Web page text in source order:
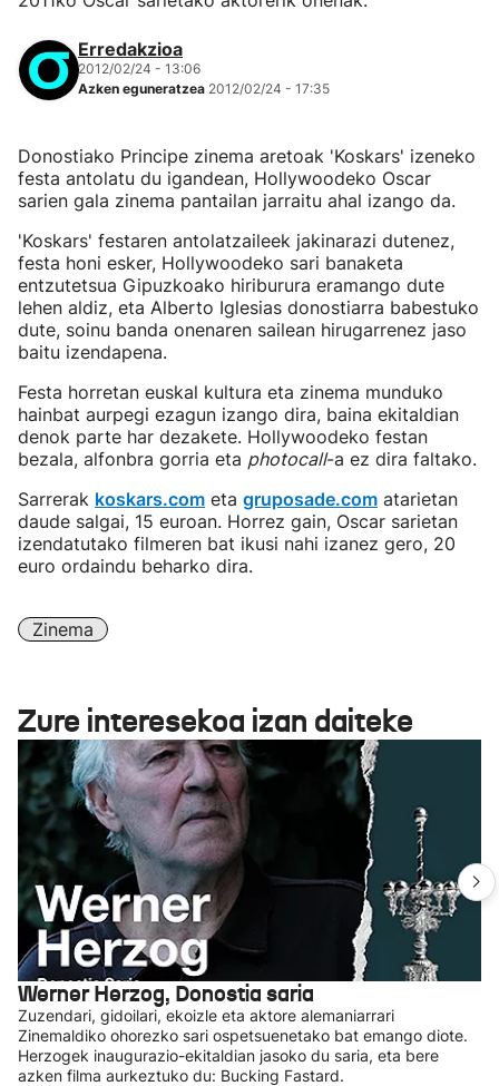
Erredakzioa
2012/02/24 - 13:06
Azken eguneratzea 2012/02/24 - 17:35
Donostiako Principe zinema aretoak 'Koskars' izeneko
festa antolatu du igandean, Hollywoodeko Oscar
sarien gala zinema pantailan jarraitu ahal izango da.
'Koskars' festaren antolatzaileek jakinarazi dutenez,
festa honi esker, Hollywoodeko sari banaketa
entzutetsua Gipuzkoako hiriburura eramango dute
lehen aldiz, eta Alberto Iglesias donostiarra babestuko
dute, soinu banda onenaren sailean hirugarrenez jaso
baitu izendapena.
Festa horretan euskal kultura eta zinema munduko
hainbat aurpegi ezagun izango dira, baina ekitaldian
denok parte har dezakete. Hollywoodeko festan
bezala, alfonbra gorria eta photocall-a ez dira faltako.
Sarrerak koskars.com eta gruposade.com atarietan
daude salgai, 15 euroan. Horrez gain, Oscar sarietan
izendatutako filmeren bat ikusi nahi izanez gero, 20
euro ordaindu beharko dira.
Zinema
Zure interesekoa izan daiteke
Werner Herzog, Donostia saria
Zuzendari, gidoilari, ekoizle eta aktore alemaniarrari
Zinemaldiko ohorezko sari ospetsuenetako bat emango diote.
Herzogek inaugurazio-ekitaldian jasoko du saria, eta bere
azken filma aurkeztuko du: Bucking Fastard.